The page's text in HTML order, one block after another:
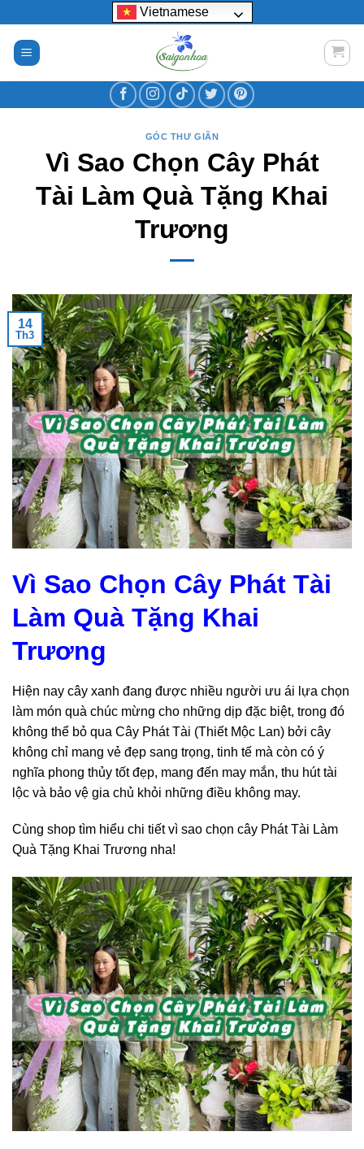
nội
dung
Vietnamese
GÓC THƯ GIÃN
Vì Sao Chọn Cây Phát
Tài Làm Quà Tặng Khai
Trương
14
Th3
Vì Sao Chọn Cây Phát Tài
Làm Quà Tặng Khai
Trương
Hiện nay cây xanh đang được nhiều người ưu ái lựa chọn
làm món quà chúc mừng cho những dịp đặc biệt, trong đó
không thể bỏ qua Cây Phát Tài (Thiết Mộc Lan) bởi cây
không chỉ mang vẻ đẹp sang trọng, tinh tế mà còn có ý
nghĩa phong thủy tốt đẹp, mang đến may mắn, thu hút tài
lộc và bảo vệ gia chủ khỏi những điều không may.
Cùng shop tìm hiểu chi tiết vì sao chọn cây Phát Tài Làm
Quà Tặng Khai Trương nha!